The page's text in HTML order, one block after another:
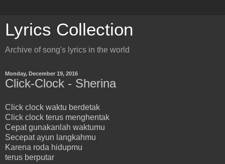
Lyrics Collection
Archive of song's lyrics in the world
Monday, December 19, 2016
Click-Clock - Sherina
Click clock waktu berdetak
Click clock terus menghentak
Cepat gunakanlah waktumu
Secepat ayun langkahmu
Karena roda hidupmu
terus berputar